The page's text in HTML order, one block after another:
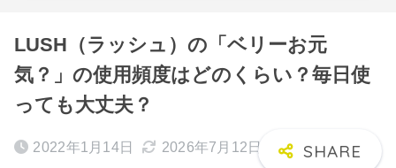
LUSH（ラッシュ）の「ベリーお元
気？」の使用頻度はどのくらい？毎日使
っても大丈夫？
2022年1月14日 2026年7月12日